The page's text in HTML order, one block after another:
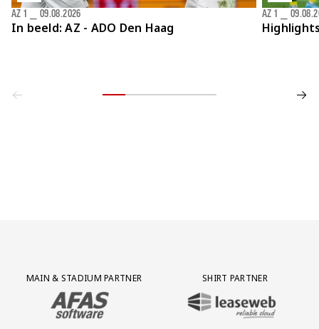
In beeld: AZ - ADO Den Haag
AZ 1 09.08.2026 AZ 1
Partner Logos Grid
MAIN & STADIUM PARTNER
BEZOEK ONZE MAIN & STADIUM PARTNER AFAS SOFTWARE
SHIRT PARTNER
BEZOEK ONZE SHIRT PARTNER